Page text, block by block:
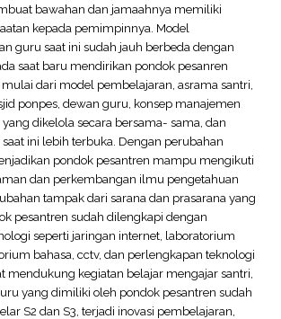
bawahan dan jamaahnya memiliki
kepada pemimpinnya. Model
guru saat ini sudah jauh berbeda dengan
saat baru mendirikan pondok pesanren
dari model pembelajaran, asrama santri,
ponpes, dewan guru, konsep manajemen
dikelola secara bersama- sama, dan
ini lebih terbuka. Dengan perubahan
pondok pesantren mampu mengikuti
dan perkembangan ilmu pengetahuan
tampak dari sarana dan prasarana yang
pesantren sudah dilengkapi dengan
seperti jaringan internet, laboratorium
bahasa, cctv, dan perlengkapan teknologi
mendukung kegiatan belajar mengajar santri,
yang dimiliki oleh pondok pesantren sudah
S2 dan S3, terjadi inovasi pembelajaran,